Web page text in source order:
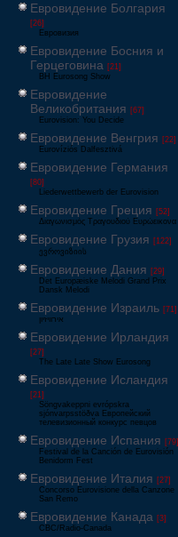
Евровидение Болгария
[26]
Евровизия
Евровидение Босния и
Герцеговина [21]
BH Eurosong Show
Евровидение
Великобритания [67]
Eurovision: You Decide
Евровидение Венгрия [22]
Eurovíziós Dalfesztivá
Евровидение Германия
[80]
Liederwettbewerb der Eurovision
Евровидение Греция [52]
Διαγωνισμός Τραγουδιού Ευρώεικονα
Евровидение Грузия [122]
ევროვიზიის
Евровидение Дания [29]
Det Europæiske Melodi Grand Prix
Dansk Melodi
Евровидение Израиль [71]
‏אירוויזיון
Евровидение Ирландия
[27]
The Late Late Show Eurosong
Евровидение Исландия
[21]
Söngvakeppni evrópskra
sjónvarpsstöðva Европейский
телевизионный конкурс певцов
Евровидение Испания [79]
Festival de la Canción de Eurovisión
Benidorm Fest
Евровидение Италия [27]
Concorso Eurovisione della Canzone
San Remo
Евровидение Канада [3]
CBC/Radio-Canada